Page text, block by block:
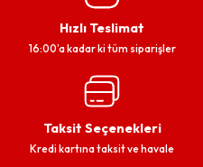
Hızlı Teslimat
16:00’a kadar ki tüm siparişler
Taksit Seçenekleri
Kredi kartına taksit ve havale